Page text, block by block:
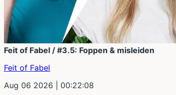
Feit of Fabel / #3.5: Foppen & misleiden
Feit of Fabel
Aug 06 2026 | 00:22:08